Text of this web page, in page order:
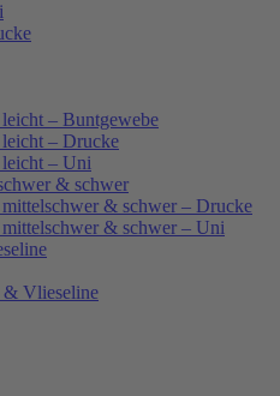
– Buntgewebe
– Drucke
– Uni
& schwer
& schwer – Drucke
& schwer – Uni
& Vlieseline